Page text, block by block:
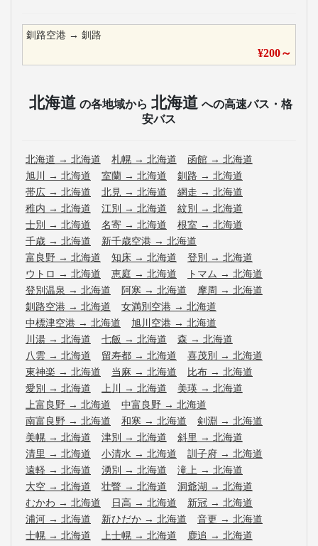
釧路空港 → 釧路
¥200～
北海道 の各地域から 北海道 への高速バス・格
安バス
北海道 → 北海道 札幌 → 北海道 函館 → 北海道
旭川
→ 北海道 室蘭 → 北海道 釧路 → 北海道
帯広 → 北海道 北見 → 北海道 網走 → 北海道
稚内 → 北海道 江別 → 北海道 紋別 → 北海道
士別 → 北海道 名寄 → 北海道 根室 → 北海道
千歳 → 北海道 新千歳空港 → 北海道
富良野 → 北海道 知床 → 北海道 登別 → 北海道
ウトロ → 北海道 恵庭 → 北海道 トマム → 北海道
登別温泉 → 北海道 阿寒 → 北海道 摩周 → 北海道
釧路空港 → 北海道 女満別空港 → 北海道
中標津空港 → 北海道 旭川空港 → 北海道
川湯 → 北海道 七飯 → 北海道 森 → 北海道
八雲 → 北海道 留寿都 → 北海道 喜茂別 → 北海道
東神楽 → 北海道 当麻 → 北海道 比布 → 北海道
愛別 → 北海道 上川 → 北海道 美瑛 → 北海道
上富良野 → 北海道 中富良野 → 北海道
南富良野 → 北海道 和寒 → 北海道 剣淵 → 北海道
美幌 → 北海道 津別 → 北海道 斜里 → 北海道
清里 → 北海道 小清水 → 北海道 訓子府 → 北海道
遠軽 → 北海道 湧別 → 北海道 滝上 → 北海道
大空 → 北海道 壮瞥 → 北海道 洞爺湖 → 北海道
むかわ → 北海道 日高 → 北海道 新冠 → 北海道
浦河 → 北海道 新ひだか → 北海道 音更 → 北海道
士幌 → 北海道 上士幌 → 北海道 鹿追 → 北海道